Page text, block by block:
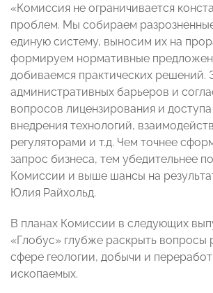
«Комиссия не ограничивается
проблем. Мы собираем
единую систему, выносим их на
формируем нормативные
добиваемся практических решений.
административных барьеров и
вопросов лицензирования и доступа
внедрения технологий,
регуляторами и т.д. Чем точнее
запрос бизнеса, тем убедительнее
Комиссии и выше шансы на
Юлия Райхольд.
В планах Комиссии в следующих
«Глобус» глубже раскрыть вопросы
сфере геологии, добычи и
ископаемых.